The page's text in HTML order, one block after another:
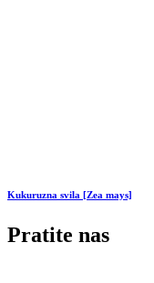
Kukuruzna svila [Zea mays]
Pratite nas